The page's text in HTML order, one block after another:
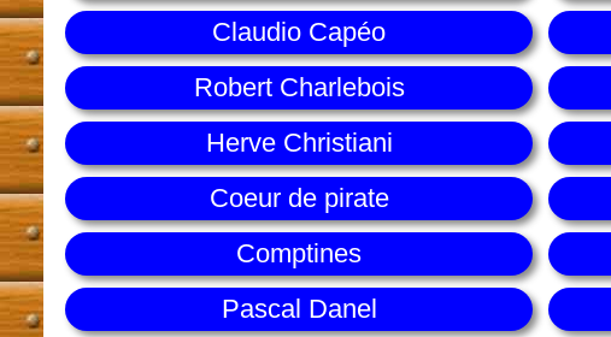
Claudio Capéo
Robert Charlebois
Herve Christiani
Coeur de pirate
Comptines
Pascal Danel